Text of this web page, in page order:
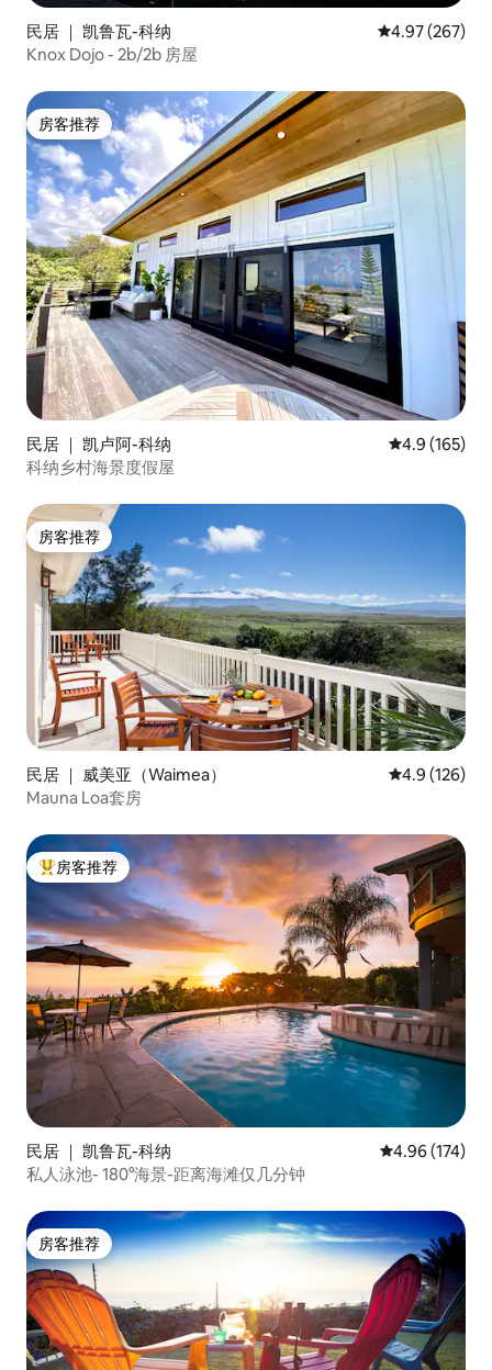
民居 ｜ 凯鲁瓦-科纳 平均评分 4.97
4.97 (267)
Knox Dojo - 2b/2b 房屋
房客推荐
房客推荐
民居 ｜ 凯卢阿-科纳 平均评分 4.9
4.9 (165)
科纳乡村海景度假屋
房客推荐
房客推荐
民居 ｜ 威美亚（Waimea） 平均评分 4.9
4.9 (126)
Mauna Loa套房
热门「房客推荐」
房客推荐
民居 ｜ 凯鲁瓦-科纳 平均评分 4.96
4.96 (174)
私人泳池- 180°海景-距离海滩仅几分钟
房客推荐
房客推荐